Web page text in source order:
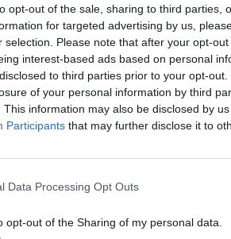
opt-out of the sale, sharing to third parties,
for targeted advertising by us,
selection. Please note that after your opt-
interest-based ads based on personal
to third parties prior to your opt-
of your personal information by third
This information may also be disclosed by
Participants that may further disclose it to
Data Processing Opt Outs
opt-out of the Sharing of my personal data.
λόγω του ότι δεν υπήρχε
διαφήμιση. Την ίδια
πολύ στην ελληνική αγορά,
τον βασικό προμηθευτή των
στο Χρηματιστήριο, όσον
μετοχών, διατηρώντας και
με το δημόσιο, όπως για τα
κατάργηση όμως όλων αυτών των
των μετοχών), έπρεπε να